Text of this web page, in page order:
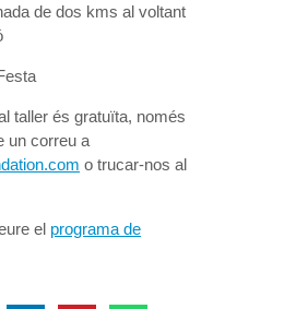
de dos kms al voltant
taller és gratuïta, només
un correu a
o trucar-nos al
el programa de